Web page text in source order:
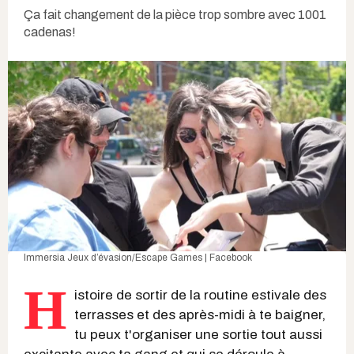
Ça fait changement de la pièce trop sombre avec 1001
cadenas!
Immersia Jeux d’évasion/Escape Games | Facebook
H istoire de sortir de la routine estivale des
terrasses et des après-midi à te baigner,
tu peux t'organiser une sortie tout aussi